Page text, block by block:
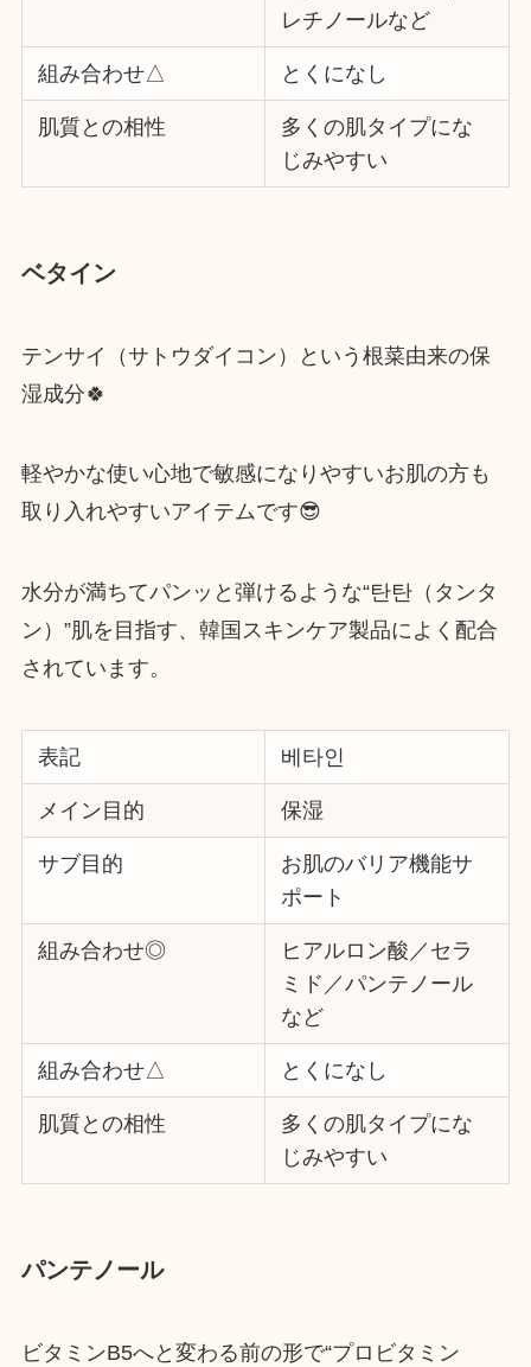
レチノールなど
組み合わせ△ とくになし
肌質との相性
多くの肌タイプにな
じみやすい
ベタイン
テンサイ（サトウダイコン）という根菜由来の保
湿成分🍀
軽やかな使い心地で敏感になりやすいお肌の方も
取り入れやすいアイテムです😎
水分が満ちてパンッと弾けるような“탄탄（タンタ
ン）”肌を目指す、韓国スキンケア製品によく配合
されています。
表記 베타인
メイン目的 保湿
サブ目的
お肌のバリア機能サ
ポート
組み合わせ◎
ヒアルロン酸／セラ
ミド／パンテノール
など
組み合わせ△ とくになし
肌質との相性
多くの肌タイプにな
じみやすい
パンテノール
ビタミンB5へと変わる前の形で“プロビタミン